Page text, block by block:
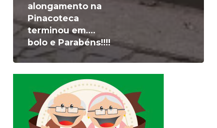
alongamento na
Pinacoteca
terminou em….
bolo e Parabéns!!!!